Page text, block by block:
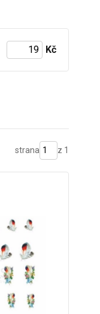
Kč
strana z 1